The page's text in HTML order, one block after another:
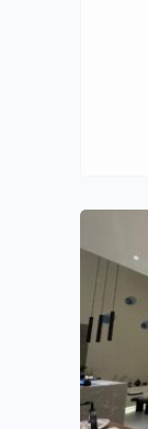
خطوة بخطوة من خبراء منصة بوست.. 1.